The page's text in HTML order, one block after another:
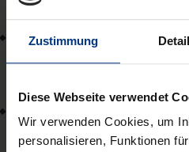
Zustimmung
Diese Webseite verwendet
Wir verwenden Cookies, um
personalisieren, Funktionen
Fachhochschule Potsdam
Alexandra Kemmerer, LL.M.
Max-Planck-Institut für
Rechtsanwalt